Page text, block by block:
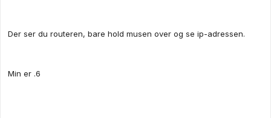
Der ser du routeren, bare hold musen over og se ip-adressen.
Min er .6